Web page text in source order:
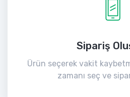
Sipariş
Ürün seçerek vakit
zamanı seç ve